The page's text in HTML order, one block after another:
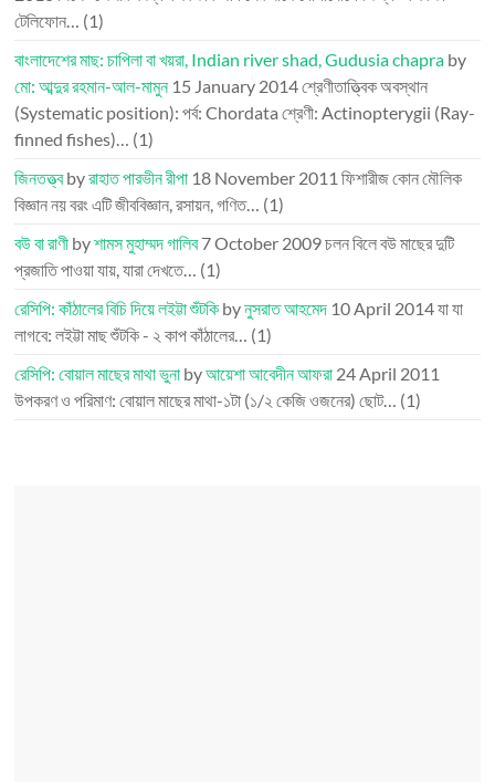
টেলিফোন… (1)
বাংলাদেশের মাছ: চাপিলা বা খয়রা, Indian river shad, Gudusia chapra by
মো: আব্দুর রহমান-আল-মামুন 15 January 2014শ্রেণীতাত্ত্বিক অবস্থান
(Systematic position): পর্ব: Chordata শ্রেণী: Actinopterygii (Ray-
finned fishes)… (1)
জিনতত্ত্বbyরাহাত পারভীন রীপা 18 November 2011 ফিশারীজ কোন মৌলিক
বিজ্ঞান নয় বরং এটি জীববিজ্ঞান, রসায়ন, গণিত… (1)
বউ বা রাণী byশামস মুহাম্মদ গালিব7 October 2009চলন বিলে বউ মাছের দুটি
প্রজাতি পাওয়া যায়, যারা দেখতে… (1)
রেসিপি: কাঁঠালের বিচি দিয়ে লইট্টা শুঁটকি byনুসরাত আহমেদ 10 April 2014যা যা
লাগবে: লইট্টা মাছ শুঁটকি - ২ কাপ কাঁঠালের… (1)
রেসিপি: বোয়াল মাছের মাথা ভুনা byআয়েশা আবেদীন আফরা 24 April 2011
উপকরণ ও পরিমাণ: বোয়াল মাছের মাথা-১টা (১/২ কেজি ওজনের) ছোট… (1)